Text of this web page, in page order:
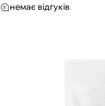
немає відгуків